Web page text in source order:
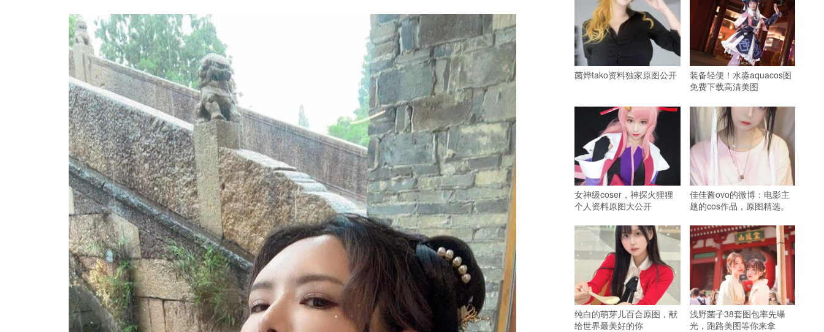
菌烨tako资料独家原图公开
装备轻便！水淼aquacos图
免费下载高清美图
女神级coser，神探火狸狸
个人资料原图大公开
佳佳酱ovo的微博：电影主
题的cos作品，原图精选。
纯白的萌芽儿百合原图，献
给世界最美好的你
浅野菌子38套图包率先曝
光，跑路美图等你来拿